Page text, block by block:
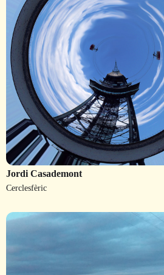
Jordi Casademont
Cerclesfèric